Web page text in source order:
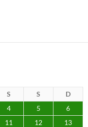
S S
D
4 5
6
11 12
13